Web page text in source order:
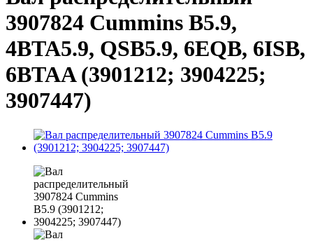
3907824 Cummins B5.9,
4BTA5.9, QSB5.9, 6EQB, 6ISB,
6BTAA (3901212; 3904225;
3907447)